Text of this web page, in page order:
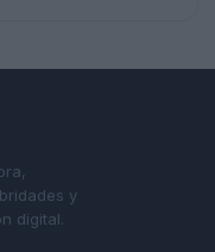
y
digital.